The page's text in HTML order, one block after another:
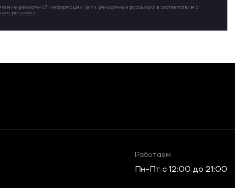
рекламной информации (в т.ч. рекламных рассылок) в соответствии с
рекламы
Работаем
Пн-Пт c 12:00 до 21:00